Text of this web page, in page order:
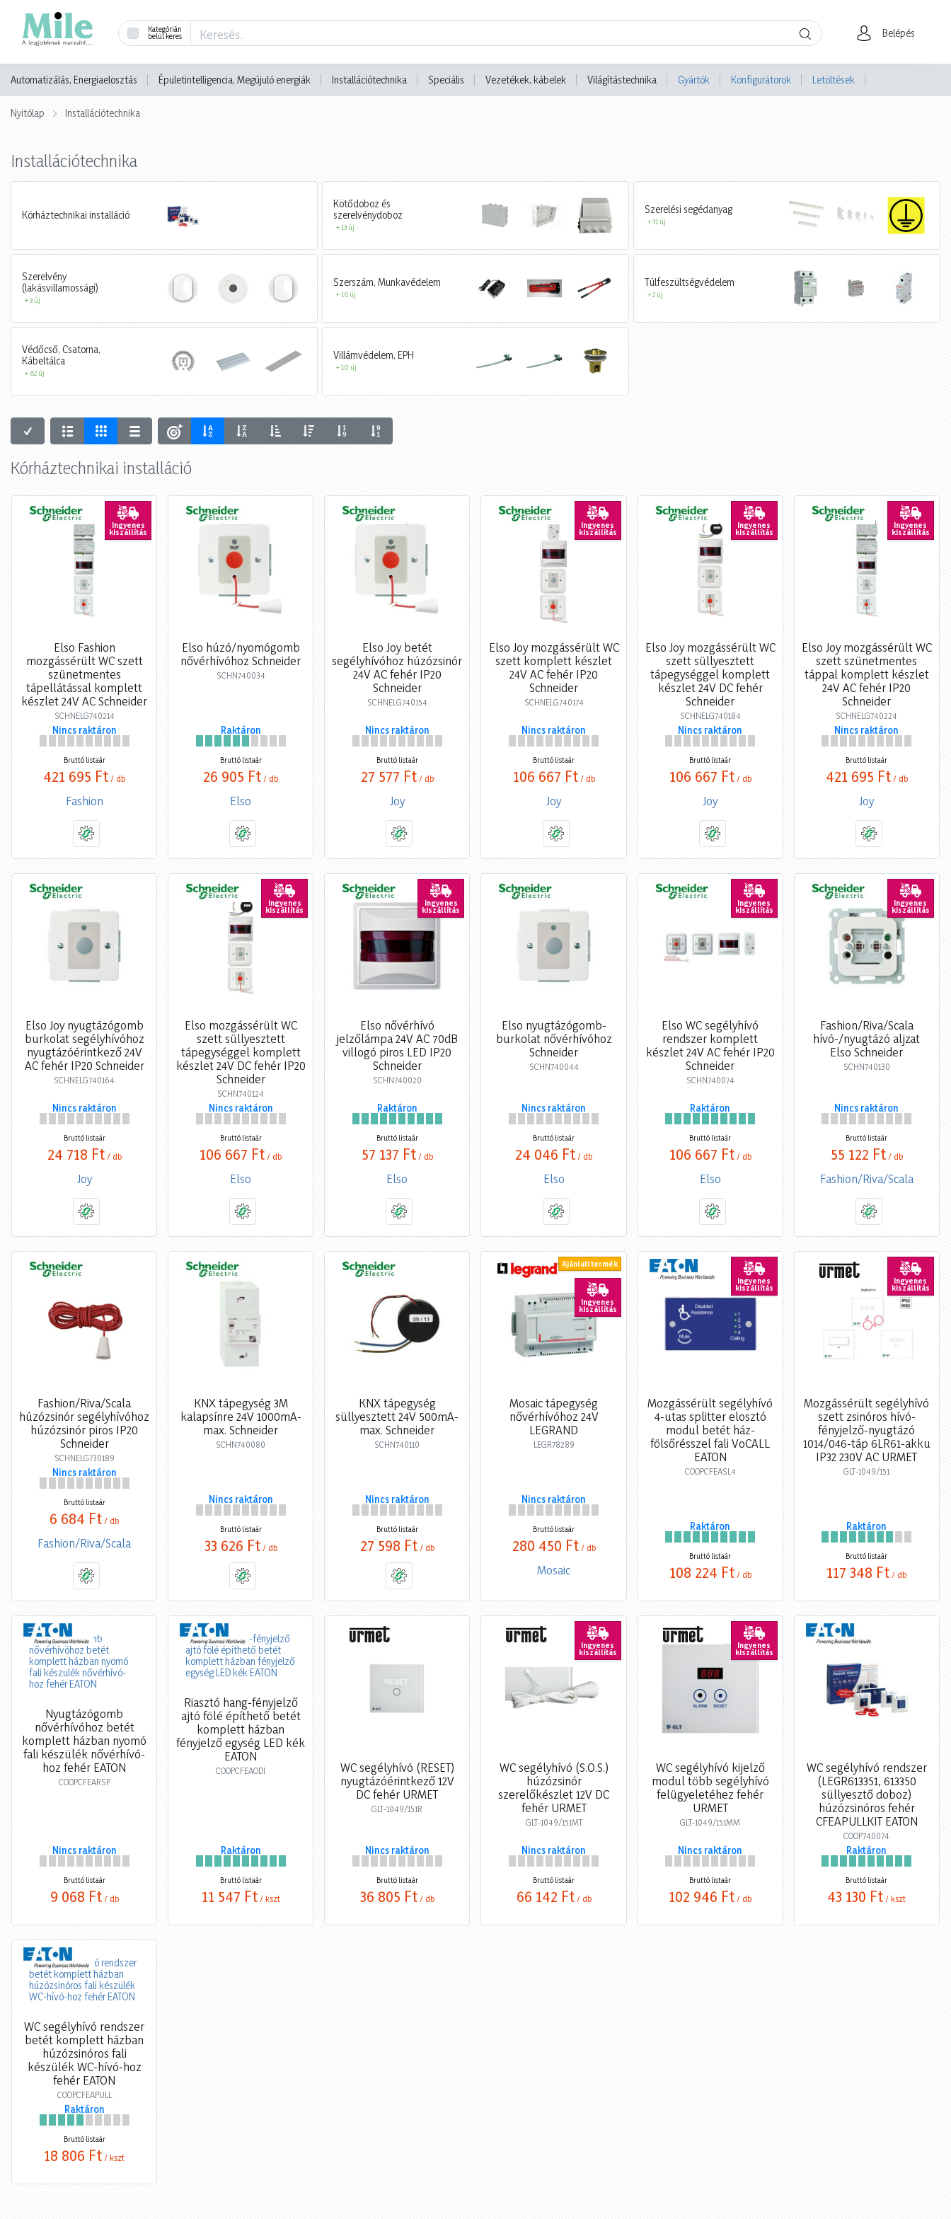
Kategórián
belül keres Belépés
Automatizálás, Energiaelosztás Épületintelligencia, Megújuló energiák Installációtechnika Speciális Vezetékek, kábelek Világítástechnika Gyártók Konfigurátorok Letöltések
Nyitólap Installációtechnika
Installációtechnika
Kórháztechnikai installáció
Kötődoboz és
szerelvénydoboz
+ 13 új
Szerelési segédanyag
+ 31 új
Szerelvény
(lakásvillamossági)
+ 3 új
Szerszám, Munkavédelem
+ 16 új
Túlfeszültségvédelem
+ 2 új
Védőcső, Csatorna,
Kábeltálca
+ 62 új
Villámvédelem, EPH
+ 10 új
Kórháztechnikai installáció
Ingyenes
kiszállítás
Elso Fashion
mozgássérült WC szett
szünetmentes
tápellátással komplett
készlet 24V AC Schneider
SCHNELG740214
Nincs raktáron
Bruttó listaár
421 695 Ft / db
Fashion
Elso húzó/nyomógomb
nővérhívóhoz Schneider
SCHN740034
Raktáron
Bruttó listaár
26 905 Ft / db
Elso
Elso Joy betét
segélyhívóhoz húzózsinór
24V AC fehér IP20
Schneider
SCHNELG740154
Nincs raktáron
Bruttó listaár
27 577 Ft / db
Joy
Ingyenes
kiszállítás
Elso Joy mozgássérült WC
szett komplett készlet
24V AC fehér IP20
Schneider
SCHNELG740174
Nincs raktáron
Bruttó listaár
106 667 Ft / db
Joy
Ingyenes
kiszállítás
Elso Joy mozgássérült WC
szett süllyesztett
tápegységgel komplett
készlet 24V DC fehér
Schneider
SCHNELG740184
Nincs raktáron
Bruttó listaár
106 667 Ft / db
Joy
Ingyenes
kiszállítás
Elso Joy mozgássérült WC
szett szünetmentes
táppal komplett készlet
24V AC fehér IP20
Schneider
SCHNELG740224
Nincs raktáron
Bruttó listaár
421 695 Ft / db
Joy
Elso Joy nyugtázógomb
burkolat segélyhívóhoz
nyugtázóérintkező 24V
AC fehér IP20 Schneider
SCHNELG740164
Nincs raktáron
Bruttó listaár
24 718 Ft / db
Joy
Ingyenes
kiszállítás
Elso mozgássérült WC
szett süllyesztett
tápegységgel komplett
készlet 24V DC fehér IP20
Schneider
SCHN740124
Nincs raktáron
Bruttó listaár
106 667 Ft / db
Elso
Ingyenes
kiszállítás
Elso nővérhívó
jelzőlámpa 24V AC 70dB
villogó piros LED IP20
Schneider
SCHN740020
Raktáron
Bruttó listaár
57 137 Ft / db
Elso
Elso nyugtázógomb-
burkolat nővérhívóhoz
Schneider
SCHN740044
Nincs raktáron
Bruttó listaár
24 046 Ft / db
Elso
Ingyenes
kiszállítás
Elso WC segélyhívó
rendszer komplett
készlet 24V AC fehér IP20
Schneider
SCHN740074
Raktáron
Bruttó listaár
106 667 Ft / db
Elso
Ingyenes
kiszállítás
Fashion/Riva/Scala
hívó-/nyugtázó aljzat
Elso Schneider
SCHN740130
Nincs raktáron
Bruttó listaár
55 122 Ft / db
Fashion/Riva/Scala
Fashion/Riva/Scala
húzózsinór segélyhívóhoz
húzózsinór piros IP20
Schneider
SCHNELG730189
Nincs raktáron
Bruttó listaár
6 684 Ft / db
Fashion/Riva/Scala
KNX tápegység 3M
kalapsínre 24V 1000mA-
max. Schneider
SCHN740080
Nincs raktáron
Bruttó listaár
33 626 Ft / db
KNX tápegység
süllyesztett 24V 500mA-
max. Schneider
SCHN740110
Nincs raktáron
Bruttó listaár
27 598 Ft / db
Ajánlati termék
Ingyenes
kiszállítás
Mosaic tápegység
nővérhívóhoz 24V
LEGRAND
LEGR78289
Nincs raktáron
Bruttó listaár
280 450 Ft / db
Mosaic
Ingyenes
kiszállítás
Mozgássérült segélyhívó
4-utas splitter elosztó
modul betét ház-
fölsőrésszel fali VoCALL
EATON
COOPCFEASL4
Raktáron
Bruttó listaár
108 224 Ft / db
Ingyenes
kiszállítás
Mozgássérült segélyhívó
szett zsinóros hívó-
fényjelző-nyugtázó
1014/046-táp 6LR61-akku
IP32 230V AC URMET
GLT-1049/151
Raktáron
Bruttó listaár
117 348 Ft / db
Nyugtázógomb
nővérhívóhoz betét
komplett házban nyomó
hoz fehér EATON
COOPCFEARSP
Nincs raktáron
Bruttó listaár
9 068 Ft / db
Riasztó hang-fényjelző
ajtó fölé építhető betét
fényjelző egység LED kék
EATON
COOPCFEAODI
Raktáron
Bruttó listaár
11 547 Ft / kszt
WC segélyhívó (RESET)
nyugtázóérintkező 12V
DC fehér URMET
GLT-1049/151R
Nincs raktáron
Bruttó listaár
36 805 Ft / db
Ingyenes
kiszállítás
WC segélyhívó (S.O.S.)
húzózsinór
szerelőkészlet 12V DC
fehér URMET
GLT-1049/151MT
Nincs raktáron
Bruttó listaár
66 142 Ft / db
Ingyenes
kiszállítás
WC segélyhívó kijelző
modul több segélyhívó
felügyeletéhez fehér
URMET
GLT-1049/151MM
Nincs raktáron
Bruttó listaár
102 946 Ft / db
WC segélyhívó rendszer
(LEGR613351, 613350
süllyesztő doboz)
húzózsinóros fehér
CFEAPULLKIT EATON
COOP740074
Raktáron
Bruttó listaár
43 130 Ft / kszt
WC segélyhívó rendszer
betét komplett házban
készülék WC-hívó-hoz
fehér EATON
COOPCFEAPULL
Raktáron
Bruttó listaár
18 806 Ft / kszt